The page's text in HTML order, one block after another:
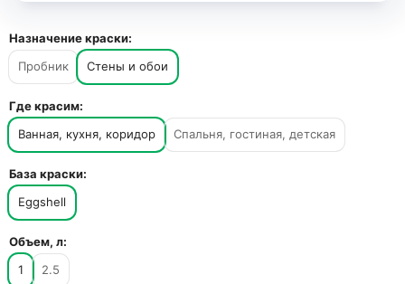
Назначение краски:
Пробник
Стены и обои
Где красим:
Ванная, кухня, коридор
Спальня, гостиная, детская
База краски:
Eggshell
Объем, л:
1
2.5